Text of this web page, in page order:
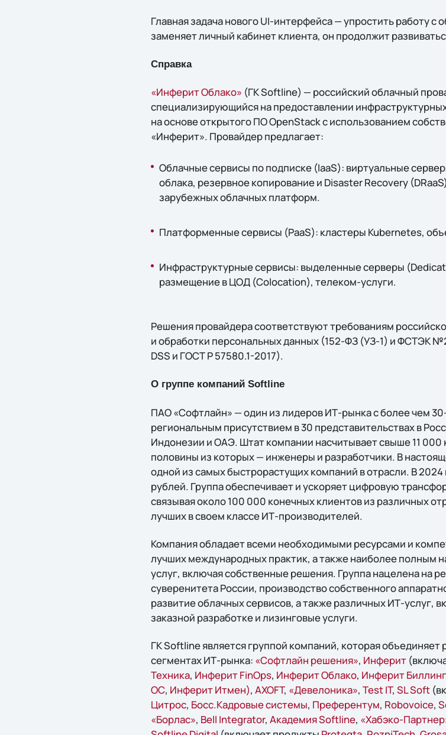
Главная задача нового UI-интерфейса — упростить работу
заменяет личный кабинет клиента, он продолжит
Справка
«Инферит Облако» (ГК Softline) — российский облачный
специализирующийся на предоставлении
на основе открытого ПО OpenStack с использованием
«Инферит». Провайдер предлагает:
Облачные сервисы по подписке (IaaS): виртуальные
облака, резервное копирование и Disaster Recovery
зарубежных облачных платформ.
Платформенные сервисы (PaaS): кластеры Kubernetes,
Инфраструктурные сервисы: выделенные серверы
размещение в ЦОД (Colocation), телеком-услуги.
Решения провайдера соответствуют требованиям
и обработки персональных данных (152-ФЗ (УЗ-1) и ФСТЭК
DSS и ГОСТ Р 57580.1-2017).
О группе компаний Softline
ПАО «Софтлайн» — один из лидеров ИТ-рынка с более чем
региональным присутствием в 30 представительствах в
Индонезии и ОАЭ. Штат компании насчитывает свыше 11
половины из которых — инженеры и разработчики. В
одной из самых быстрорастущих компаний в отрасли. В
рублей. Группа обеспечивает и ускоряет цифровую
связывая около 100 000 конечных клиентов из различных
лучших в своем классе ИТ-производителей.
Компания обладает всеми необходимыми ресурсами и
лучших международных практик, а также наиболее полным
услуг, включая собственные решения. Группа нацелена на
суверенитета России, производство собственного
развитие облачных сервисов, а также различных ИТ-услуг,
заказной разработке и лизинговые услуги.
ГК Softline является группой компаний, которая
сегментах ИТ-рынка: «Софтлайн решения», Инферит
Техника, Инферит FinOps, Инферит Облако, Инферит Биллинг
ОС, Инферит Итмен), AХОFT, «Девелоника», Test IT, SL Soft
Цитрос, Босс.Кадровые системы, Преферентум, Robovoice,
«Борлас», Bell Integrator, Академия Softline, «Хабэко-